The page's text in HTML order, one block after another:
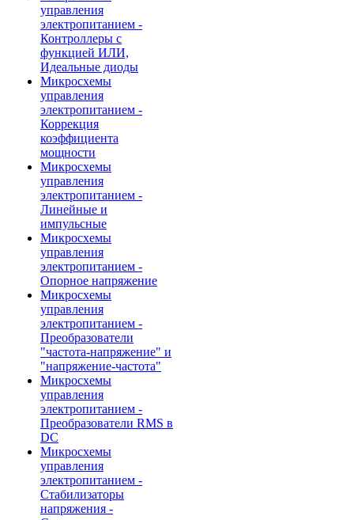
управления
электропитанием -
Контроллеры с
функцией ИЛИ,
Идеальные диоды
Микросхемы
управления
электропитанием -
Коррекция
коэффициента
мощности
Микросхемы
управления
электропитанием -
Линейные и
импульсные
Микросхемы
управления
электропитанием -
Опорное напряжение
Микросхемы
управления
электропитанием -
Преобразователи
"частота-напряжение" и
"напряжение-частота"
Микросхемы
управления
электропитанием -
Преобразователи RMS в
DC
Микросхемы
управления
электропитанием -
Стабилизаторы
напряжения -